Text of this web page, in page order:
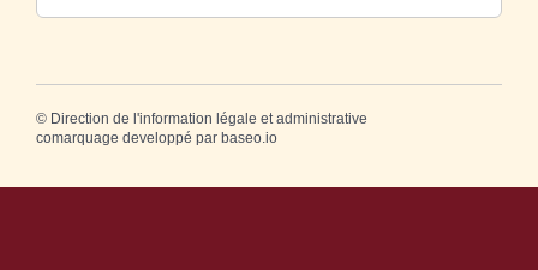
© Direction de l'information légale et administrative
comarquage developpé par baseo.io